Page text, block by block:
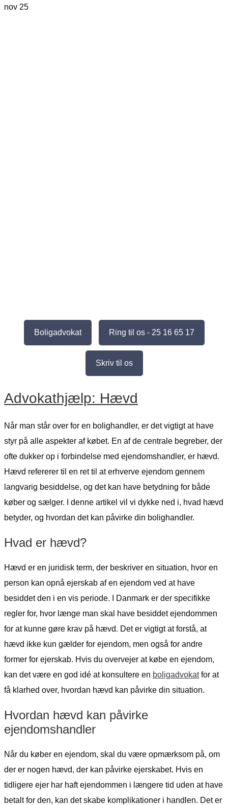
nov 25
Boligadvokat Ring til os - 25 16 65 17
Skriv til os
Advokathjælp: Hævd
Når man står over for en bolighandler, er det vigtigt at have
styr på alle aspekter af købet. En af de centrale begreber, der
ofte dukker op i forbindelse med ejendomshandler, er hævd.
Hævd refererer til en ret til at erhverve ejendom gennem
langvarig besiddelse, og det kan have betydning for både
køber og sælger. I denne artikel vil vi dykke ned i, hvad hævd
betyder, og hvordan det kan påvirke din bolighandler.
Hvad er hævd?
Hævd er en juridisk term, der beskriver en situation, hvor en
person kan opnå ejerskab af en ejendom ved at have
besiddet den i en vis periode. I Danmark er der specifikke
regler for, hvor længe man skal have besiddet ejendommen
for at kunne gøre krav på hævd. Det er vigtigt at forstå, at
hævd ikke kun gælder for ejendom, men også for andre
former for ejerskab. Hvis du overvejer at købe en ejendom,
kan det være en god idé at konsultere en boligadvokatfor at
få klarhed over, hvordan hævd kan påvirke din situation.
Hvordan hævd kan påvirke
ejendomshandler
Når du køber en ejendom, skal du være opmærksom på, om
der er nogen hævd, der kan påvirke ejerskabet. Hvis en
tidligere ejer har haft ejendommen i længere tid uden at have
betalt for den, kan det skabe komplikationer i handlen. Det er